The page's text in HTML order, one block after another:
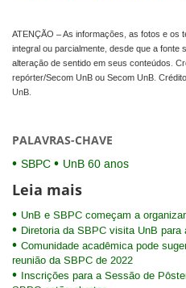
ATENÇÃO – As informações, as fotos e os
integral ou parcialmente, desde que a fonte
alteração de sentido em seus conteúdos.
repórter/Secom UnB ou Secom UnB.
UnB.
PALAVRAS-CHAVE
SBPC UnB 60 anos
Leia mais
UnB e SBPC começam a
Diretoria da SBPC visita UnB para
Comunidade acadêmica pode
reunião da SBPC de 2022
Inscrições para a Sessão de